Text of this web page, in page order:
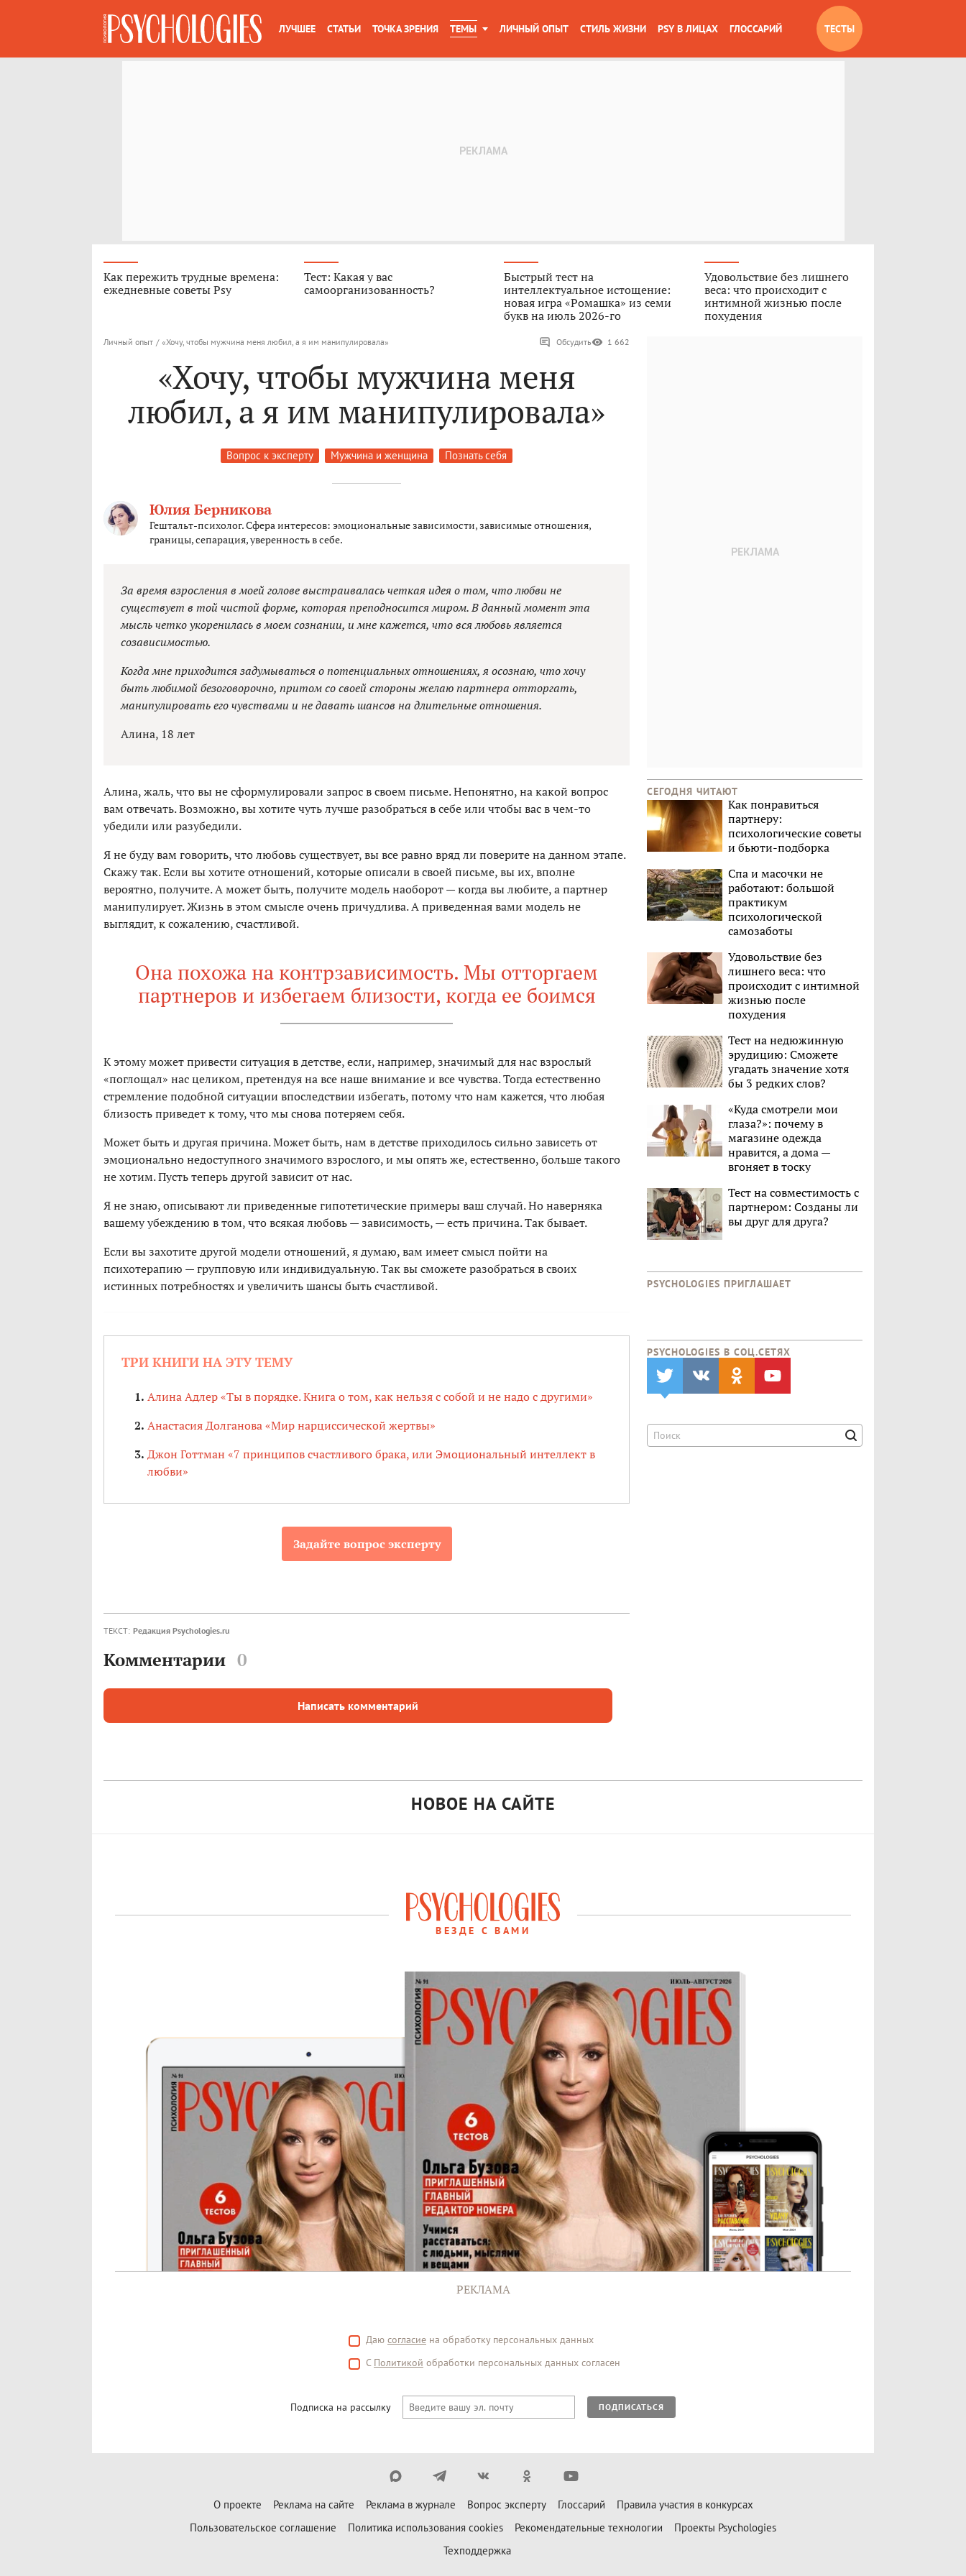
ЛУЧШЕЕ СТАТЬИ ТОЧКА ЗРЕНИЯ ТЕМЫ ЛИЧНЫЙ ОПЫТ СТИЛЬ ЖИЗНИ PSY В ЛИЦАХ ГЛОССАРИЙ ТЕСТЫ
Как пережить трудные времена:
ежедневные советы Psy
Тест: Какая у вас
самоорганизованность?
Быстрый тест на
интеллектуальное истощение:
новая игра «Ромашка» из семи
букв на июль 2026-го
Удовольствие без лишнего
веса: что происходит с
интимной жизнью после
похудения
Личный опыт / «Хочу, чтобы мужчина меня любил, а я им манипулировала» Обсудить 1 662
«Хочу, чтобы мужчина меня
любил, а я им манипулировала»
Вопрос к эксперту Мужчина и женщина Познать себя
Юлия Берникова
Гештальт-психолог. Сфера интересов: эмоциональные зависимости, зависимые отношения,
границы, сепарация, уверенность в себе.
За время взросления в моей голове выстраивалась четкая идея о том, что любви не
существует в той чистой форме, которая преподносится миром. В данный момент эта
мысль четко укоренилась в моем сознании, и мне кажется, что вся любовь является
созависимостью.
Когда мне приходится задумываться о потенциальных отношениях, я осознаю, что хочу
быть любимой безоговорочно, притом со своей стороны желаю партнера отторгать,
манипулировать его чувствами и не давать шансов на длительные отношения.
Алина, 18 лет
Алина, жаль, что вы не сформулировали запрос в своем письме. Непонятно, на какой вопрос
вам отвечать. Возможно, вы хотите чуть лучше разобраться в себе или чтобы вас в чем-то
убедили или разубедили.
Я не буду вам говорить, что любовь существует, вы все равно вряд ли поверите на данном этапе.
Скажу так. Если вы хотите отношений, которые описали в своей письме, вы их, вполне
вероятно, получите. А может быть, получите модель наоборот — когда вы любите, а партнер
манипулирует. Жизнь в этом смысле очень причудлива. А приведенная вами модель не
выглядит, к сожалению, счастливой.
Она похожа на контрзависимость. Мы отторгаем
партнеров и избегаем близости, когда ее боимся
К этому может привести ситуация в детстве, если, например, значимый для нас взрослый
«поглощал» нас целиком, претендуя на все наше внимание и все чувства. Тогда естественно
стремление подобной ситуации впоследствии избегать, потому что нам кажется, что любая
близость приведет к тому, что мы снова потеряем себя.
Может быть и другая причина. Может быть, нам в детстве приходилось сильно зависеть от
эмоционально недоступного значимого взрослого, и мы опять же, естественно, больше такого
не хотим. Пусть теперь другой зависит от нас.
Я не знаю, описывают ли приведенные гипотетические примеры ваш случай. Но наверняка
вашему убеждению в том, что всякая любовь — зависимость, — есть причина. Так бывает.
Если вы захотите другой модели отношений, я думаю, вам имеет смысл пойти на
психотерапию — групповую или индивидуальную. Так вы сможете разобраться в своих
истинных потребностях и увеличить шансы быть счастливой.
ТРИ КНИГИ НА ЭТУ ТЕМУ
Алина Адлер «Ты в порядке. Книга о том, как нельзя с собой и не надо с другими»
Анастасия Долганова «Мир нарциссической жертвы»
Джон Готтман «7 принципов счастливого брака, или Эмоциональный интеллект в
любви»
Задайте вопрос эксперту
ТЕКСТ: Редакция Psychologies.ru
Комментарии 0
Написать комментарий
СЕГОДНЯ ЧИТАЮТ
Как понравиться
партнеру:
психологические советы
и бьюти-подборка
Спа и масочки не
работают: большой
практикум
психологической
самозаботы
Удовольствие без
лишнего веса: что
происходит с интимной
жизнью после
похудения
Тест на недюжинную
эрудицию: Сможете
угадать значение хотя
бы 3 редких слов?
«Куда смотрели мои
глаза?»: почему в
магазине одежда
нравится, а дома —
вгоняет в тоску
Тест на совместимость с
партнером: Созданы ли
вы друг для друга?
PSYCHOLOGIES ПРИГЛАШАЕТ
PSYCHOLOGIES В CОЦ.СЕТЯХ
НОВОЕ НА САЙТЕ
ВЕЗДЕ С ВАМИ
РЕКЛАМА
Даю согласие на обработку персональных данных
С Политикой обработки персональных данных согласен
Подписка на рассылку ПОДПИСАТЬСЯ
О проекте Реклама на сайте Реклама в журнале Вопрос эксперту Глоссарий
Правила участия в конкурсах
Пользовательское соглашение
Политика использования cookies Рекомендательные технологии
Проекты Psychologies
Техподдержка